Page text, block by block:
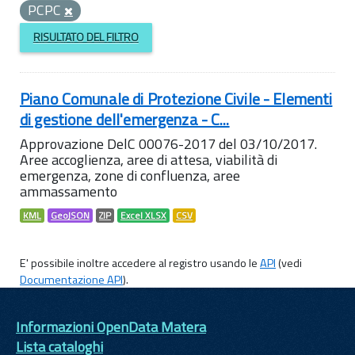
PCPC
RISULTATO DEL FILTRO
Piano Comunale di Protezione Civile - Elementi
di gestione dell'emergenza - C...
Approvazione DelC 00076-2017 del 03/10/2017.
Aree accoglienza, aree di attesa, viabilità di
emergenza, zone di confluenza, aree
ammassamento
KML GeoJSON ZIP Excel XLSX CSV
E' possibile inoltre accedere al registro usando leAPI(vedi
Documentazione API).
Informazioni OpenData Matera
Lista cataloghi